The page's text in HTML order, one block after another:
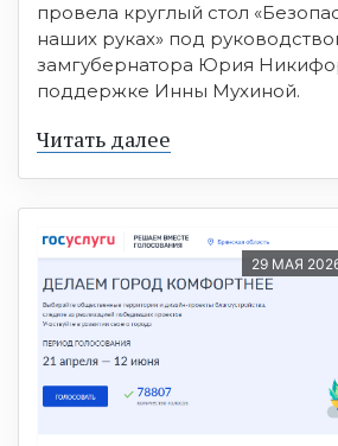
провела круглый стол
наших руках» под
замгубернатора Юрия
поддержке Инны Мухиной.
Читать далее
29 МАЯ